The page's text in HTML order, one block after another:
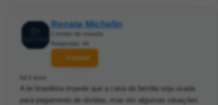
Renata Michelin
Contatar
A lei brasileira impede que a casa da família seja usada
para pagamento de dívidas, mas em algumas situações